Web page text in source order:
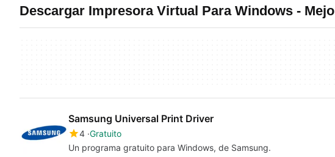
Descargar Impresora Virtual Para Windows -
Samsung Universal Print Driver
4 Gratuito
Un programa gratuito para Windows, de Samsung.